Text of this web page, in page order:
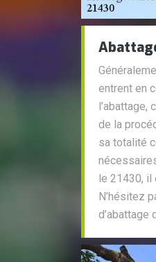
entrent en
l’abattage,
de la
sa totalité
le 21430, il
N’hésitez
d’abattage